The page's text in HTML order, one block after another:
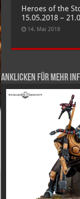
Heroes of the
15.05.2018 –
14. Mai 2018
Anklicken für mehr